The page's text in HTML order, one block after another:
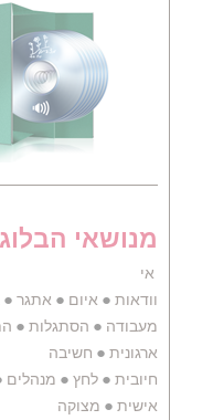
מנושאי הבלוג
אי
וודאות ● איום ● אתגר ●
מעבודה ● הסתגלות ●
ארגונית ● חשיבה
חיובית ● לחץ ● מנהלים
אישית ● מצוקה